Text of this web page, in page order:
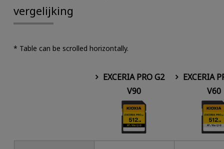
vergelijking
* Table can be scrolled horizontally.
EXCERIA PRO G2
V90
EXCERIA
V60